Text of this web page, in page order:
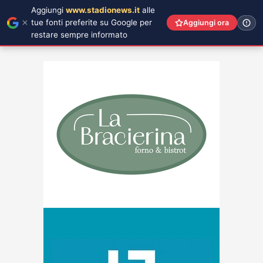
Aggiungi www.stadionews.it alle
tue fonti preferite su Google per
restare sempre informato
Aggiungi ora